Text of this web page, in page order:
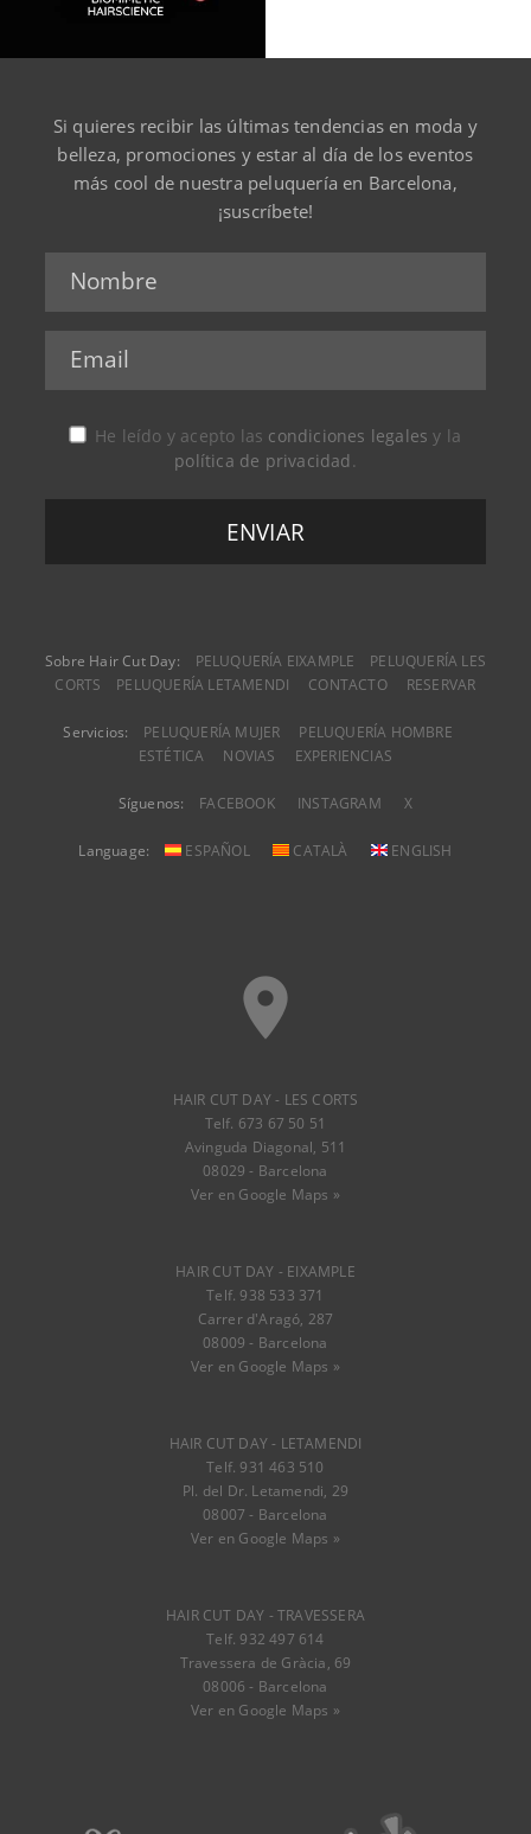
Si quieres recibir las últimas tendencias en moda y
belleza, promociones y estar al día de los eventos
más cool de nuestra peluquería en Barcelona,
¡suscríbete!
He leído y acepto las condiciones legales y la
política de privacidad .
Sobre Hair Cut Day: PELUQUERÍA EIXAMPLE
PELUQUERÍA LES
CORTS
PELUQUERÍA LETAMENDI CONTACTO RESERVAR
Servicios: PELUQUERÍA MUJER
PELUQUERÍA HOMBRE
ESTÉTICA
NOVIAS EXPERIENCIAS
Síguenos: FACEBOOK INSTAGRAM X
Language: ESPAÑOL CATALÀ ENGLISH
place
HAIR CUT DAY - LES CORTS
Telf. 673 67 50 51
Avinguda Diagonal, 511
08029 - Barcelona
Ver en Google Maps »
HAIR CUT DAY - EIXAMPLE
Telf. 938 533 371
Carrer d'Aragó, 287
08009 - Barcelona
Ver en Google Maps »
HAIR CUT DAY - LETAMENDI
Telf. 931 463 510
Pl. del Dr. Letamendi, 29
08007 - Barcelona
Ver en Google Maps »
HAIR CUT DAY - TRAVESSERA
Telf. 932 497 614
Travessera de Gràcia, 69
08006 - Barcelona
Ver en Google Maps »